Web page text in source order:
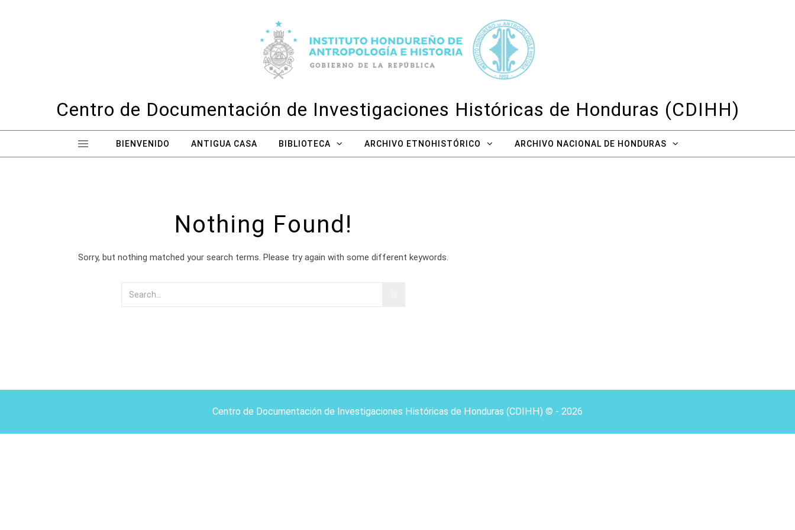
Centro de Documentación de Investigaciones Históricas de Honduras (CDIHH)
BIENVENIDO ANTIGUA CASA BIBLIOTECA ARCHIVO ETNOHISTÓRICO ARCHIVO NACIONAL DE HONDURAS
Nothing Found!
Sorry, but nothing matched your search terms. Please try again with some different keywords.
Centro de Documentación de Investigaciones Históricas de Honduras (CDIHH) © - 2026